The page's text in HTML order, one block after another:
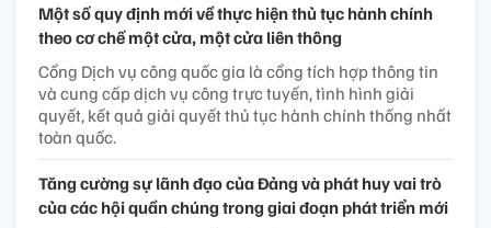
Một số quy định mới về thực hiện thủ tục hành chính
theo cơ chế một cửa, một cửa liên thông
Cổng Dịch vụ công quốc gia là cổng tích hợp thông tin
và cung cấp dịch vụ công trực tuyến, tình hình giải
quyết, kết quả giải quyết thủ tục hành chính thống nhất
toàn quốc.
Tăng cường sự lãnh đạo của Đảng và phát huy vai trò
của các hội quần chúng trong giai đoạn phát triển mới